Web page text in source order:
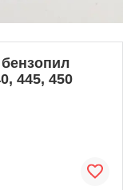
445, 450